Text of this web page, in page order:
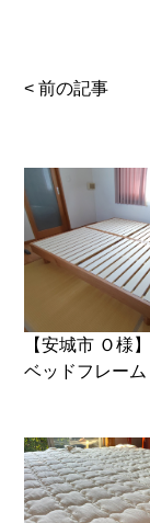
< 前の記事
【安城市 Ｏ様】
ベッドフレーム